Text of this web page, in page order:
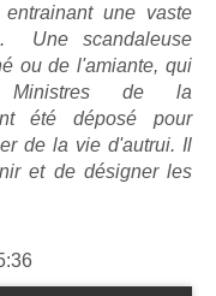
une vaste
Une scandaleuse
ou de l'amiante, qui
de la
été déposé pour
de la vie d'autrui. Il
et de désigner les